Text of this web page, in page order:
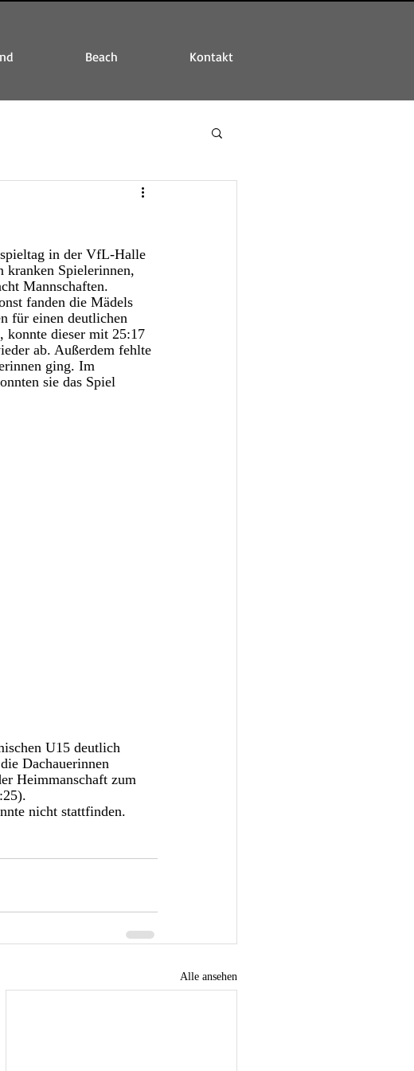
Beach Kontakt
in der VfL-Halle
kranken Spielerinnen,
Mannschaften.
fanden die Mädels
für einen deutlichen
konnte dieser mit 25:17
ab. Außerdem fehlte
ging. Im
sie das Spiel
U15 deutlich
Dachauerinnen
Heimmanschaft zum
nicht stattfinden.
Alle ansehen